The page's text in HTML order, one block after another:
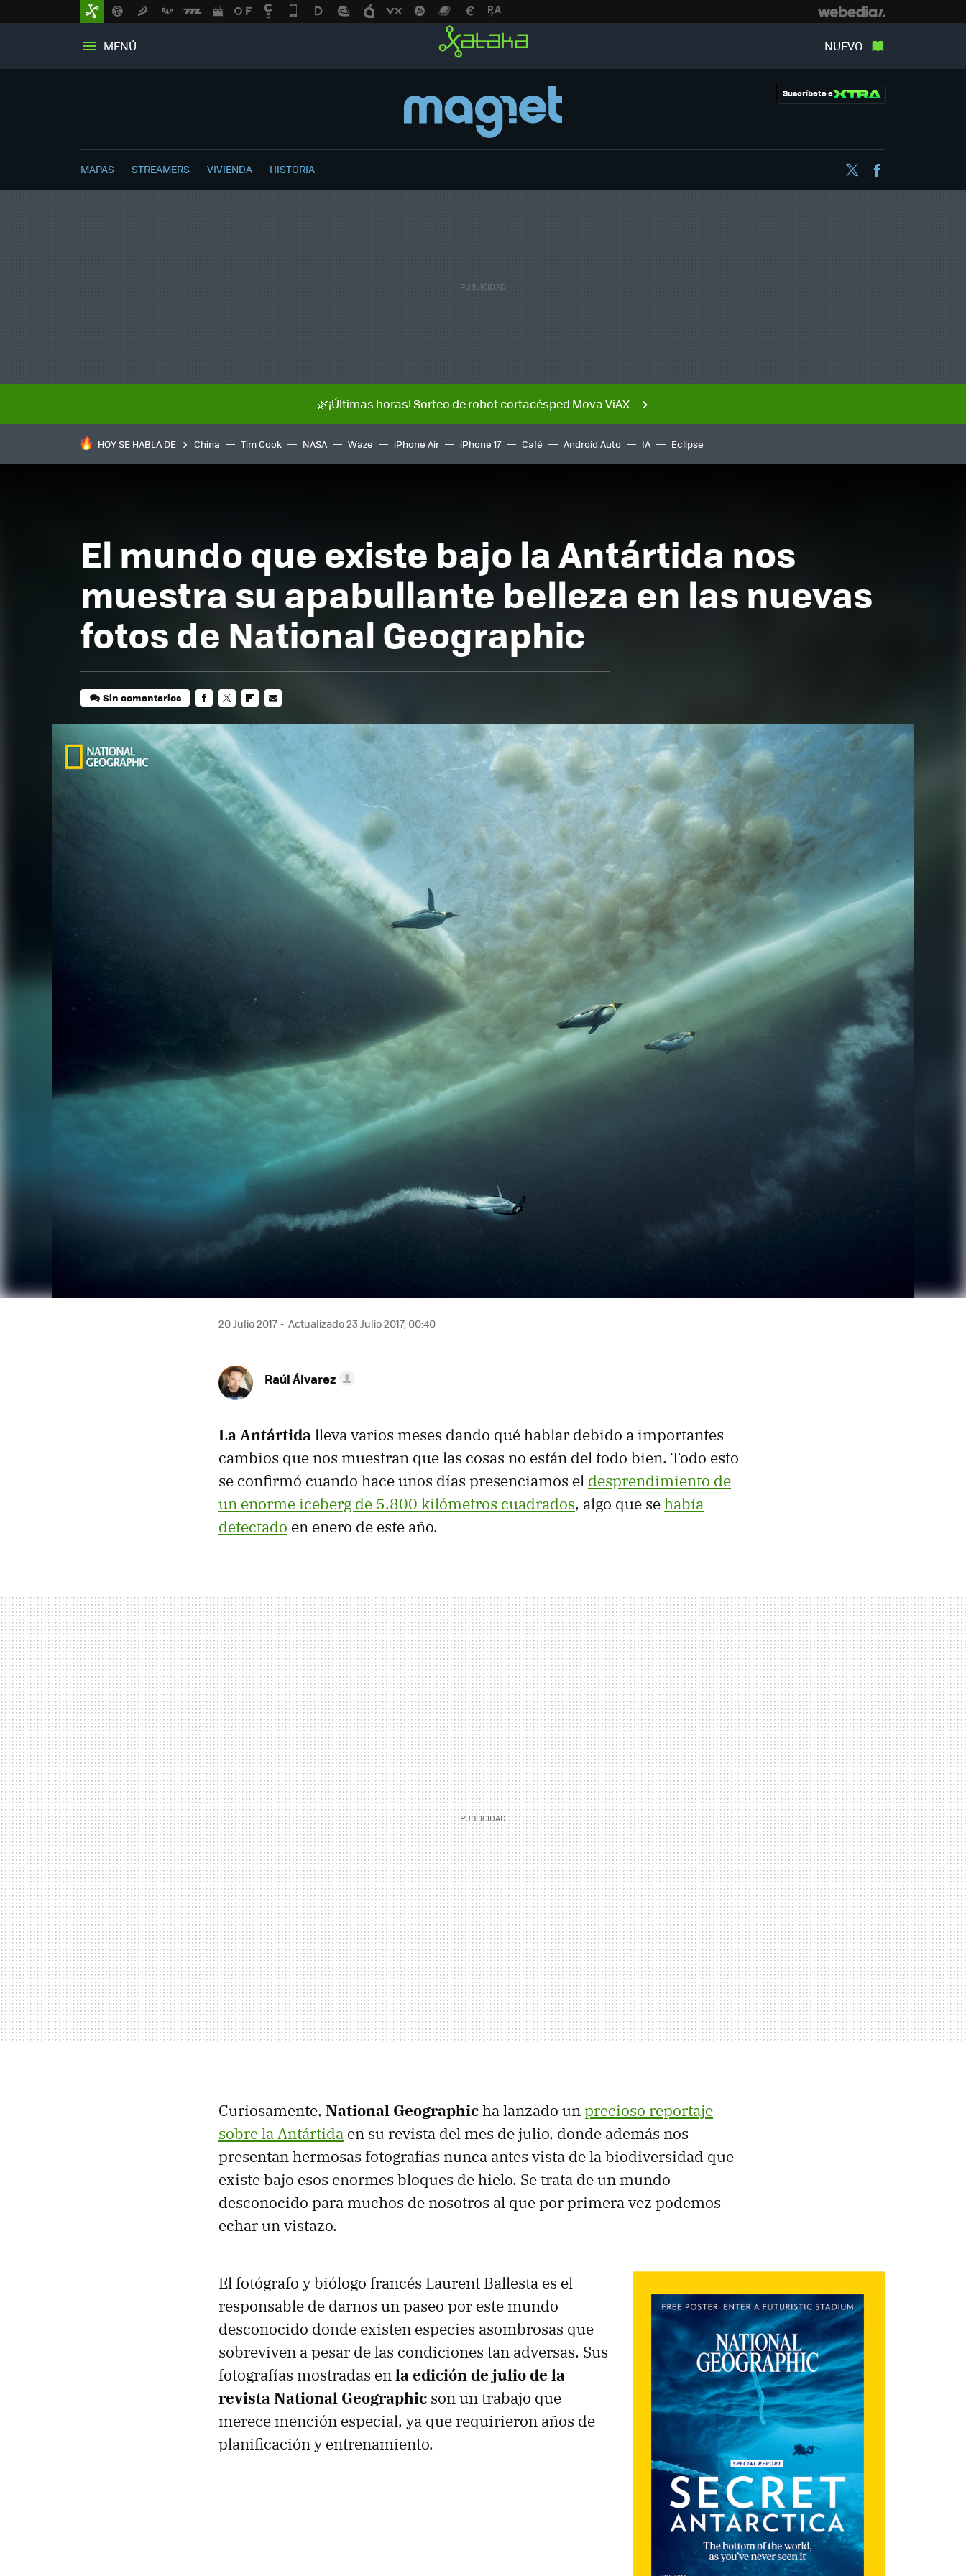
MENÚ NUEVO
Suscríbete a
MAPAS STREAMERS VIVIENDA HISTORIA Twitter
🌿¡Últimas horas! Sorteo de robot cortacésped Mova ViAX
HOY SE HABLA DE China Tim Cook NASA Waze iPhone Air iPhone 17 Café Android Auto IA Eclipse
El mundo que existe bajo la Antártida nos
muestra su apabullante belleza en las nuevas
fotos de National Geographic
Sin comentarios
20 Julio 2017 Actualizado 23 Julio 2017, 00:40
Raúl Álvarez
La Antártida lleva varios meses dando qué hablar debido a importantes
cambios que nos muestran que las cosas no están del todo bien. Todo esto
se confirmó cuando hace unos días presenciamos el desprendimiento de
un enorme iceberg de 5.800 kilómetros cuadrados, algo que sehabía
detectado en enero de este año.
Curiosamente, National Geographicha lanzado unprecioso reportaje
sobre la Antártida en su revista del mes de julio, donde además nos
presentan hermosas fotografías nunca antes vista de la biodiversidad que
existe bajo esos enormes bloques de hielo. Se trata de un mundo
desconocido para muchos de nosotros al que por primera vez podemos
echar un vistazo.
El fotógrafo y biólogo francés Laurent Ballesta es el
responsable de darnos un paseo por este mundo
desconocido donde existen especies asombrosas que
sobreviven a pesar de las condiciones tan adversas. Sus
fotografías mostradas enla edición de julio de la
revista National Geographic son un trabajo que
merece mención especial, ya que requirieron años de
planificación y entrenamiento.